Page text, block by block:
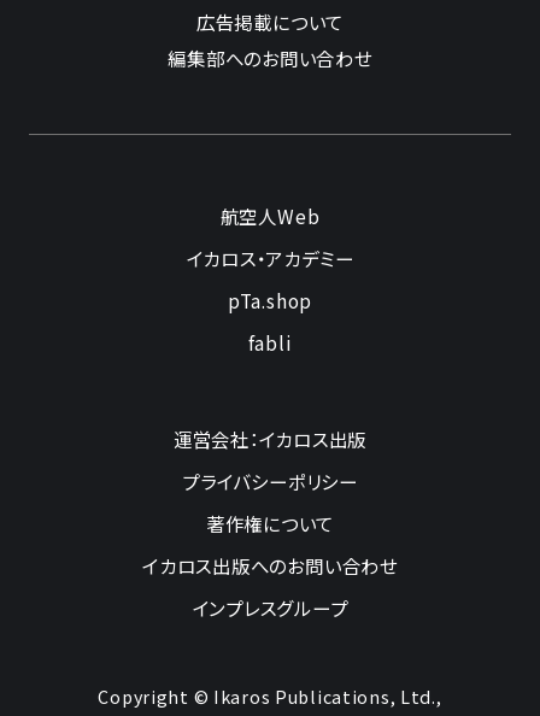
広告掲載について
編集部へのお問い合わせ
航空人Web
イカロス・アカデミー
pTa.shop
fabli
運営会社：イカロス出版
プライバシーポリシー
著作権について
イカロス出版へのお問い合わせ
インプレスグループ
Copyright © Ikaros Publications, Ltd.,